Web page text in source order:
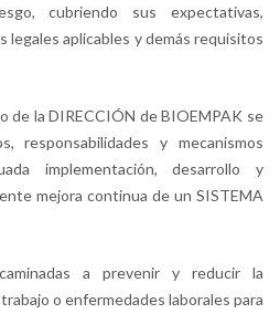
cubriendo sus expectativas,
legales aplicables y demás requisitos
de la DIRECCIÓN de BIOEMPAK se
responsabilidades y mecanismos
implementación, desarrollo y
mejora continua de un SISTEMA
a prevenir y reducir la
o enfermedades laborales para